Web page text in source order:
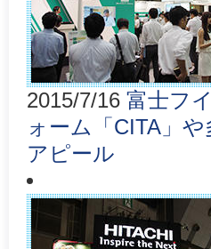
2015/7/16 富士フ
ォーム「CITA」
アピール